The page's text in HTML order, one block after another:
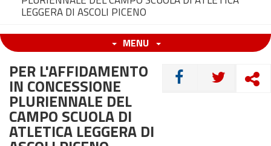
LEGGERA DI ASCOLI PICENO
MENU
CONDIVIDI
PER L'AFFIDAMENTO
IN CONCESSIONE
PLURIENNALE DEL
CAMPO SCUOLA DI
ATLETICA LEGGERA DI